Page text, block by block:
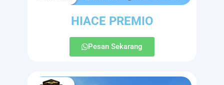
HIACE PREMIO
Pesan Sekarang